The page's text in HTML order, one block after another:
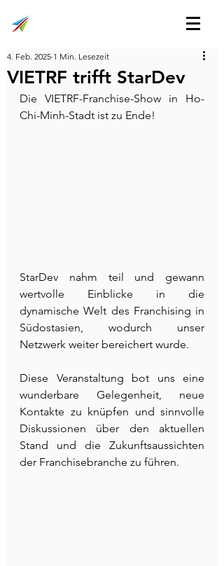
VIETRF trifft StarDev
4. Feb. 2025 1 Min. Lesezeit
Die VIETRF-Franchise-Show in Ho-
Chi-Minh-Stadt ist zu Ende!
StarDev nahm teil und gewann
wertvolle Einblicke in die
dynamische Welt des Franchising in
Südostasien, wodurch unser
Netzwerk weiter bereichert wurde.
Diese Veranstaltung bot uns eine
wunderbare Gelegenheit, neue
Kontakte zu knüpfen und sinnvolle
Diskussionen über den aktuellen
Stand und die Zukunftsaussichten
der Franchisebranche zu führen.